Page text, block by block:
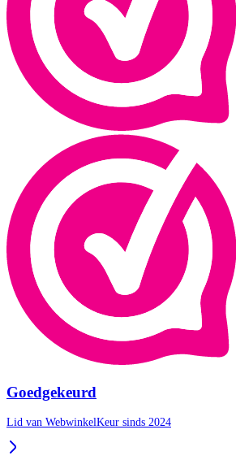
Goedgekeurd
Lid van WebwinkelKeur sinds 2024